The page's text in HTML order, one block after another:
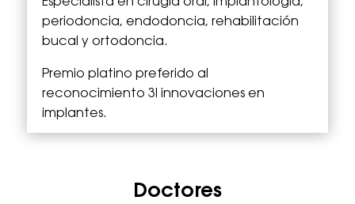
periodoncia, endodoncia, rehabilitación
bucal y ortodoncia.
Premio platino preferido al
reconocimiento 3I innovaciones en
implantes.
Doctores